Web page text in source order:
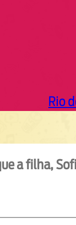
Rio
a filha,